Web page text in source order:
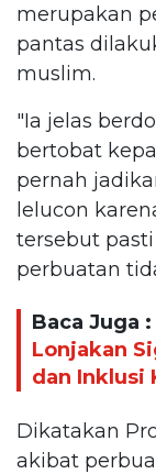
merupakan
pantas
muslim.
"Ia jelas
bertobat
pernah
lelucon
tersebut
perbuatan
Baca Juga :
Lonjakan
dan Inklusi
Dikatakan
akibat